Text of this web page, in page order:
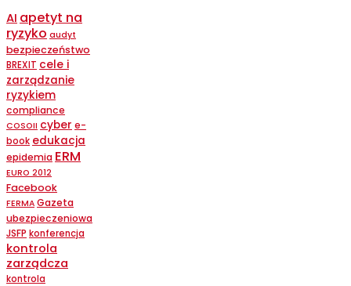
AI apetyt na
ryzyko audyt
bezpieczeństwo
BREXIT cele i
zarządzanie
ryzykiem
compliance
COSOII cyber e-
book edukacja
epidemia ERM
EURO 2012
Facebook
FERMA Gazeta
ubezpieczeniowa
JSFP konferencja
kontrola
zarządcza
kontrola